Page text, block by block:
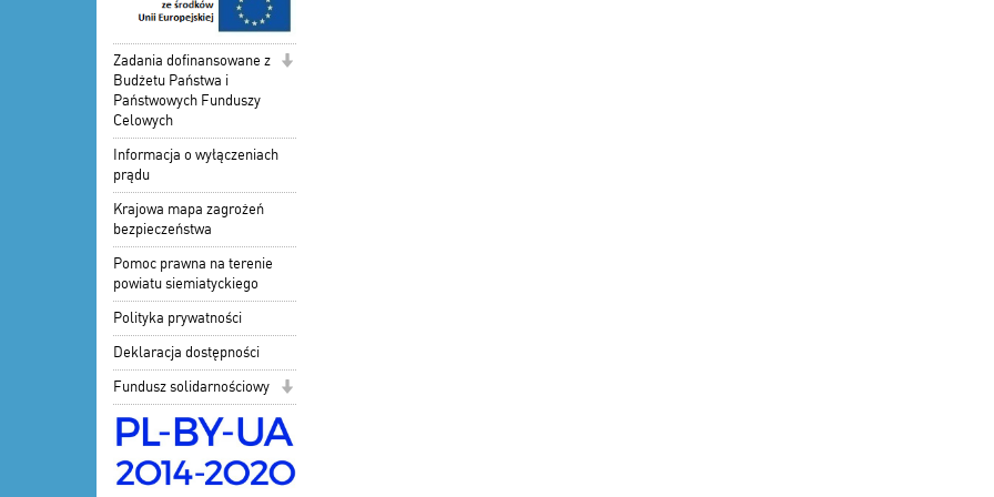
Zadania dofinansowane z
Budżetu Państwa i
Państwowych Funduszy
Celowych
Informacja o wyłączeniach
prądu
Krajowa mapa zagrożeń
bezpieczeństwa
Pomoc prawna na terenie
powiatu siemiatyckiego
Polityka prywatności
Deklaracja dostępności
Fundusz solidarnościowy